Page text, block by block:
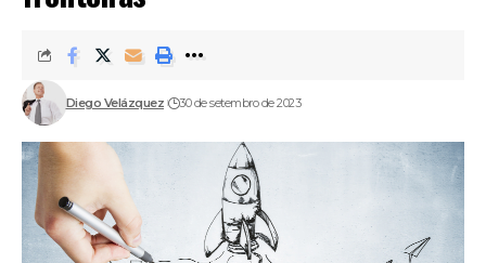
Diego Velázquez 30 de setembro de 2023